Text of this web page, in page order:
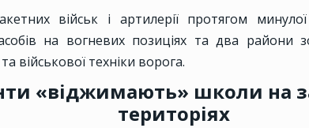
військ і артилерії протягом
на вогневих позиціях та два райони
військової техніки ворога.
«віджимають» школи на
територіях